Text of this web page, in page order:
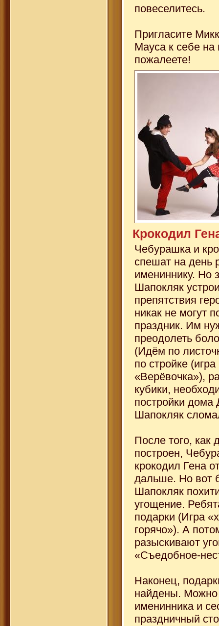
повеселитесь.
Пригласите
Мауса к себе на
пожалеете!
Крокодил
Чебурашка и
спешат на день
имениннику. Но
Шапокляк
препятствия
никак не могут
праздник. Им
преодолеть
(Идём по
по стройке (игра
«Верёвочка»),
кубики,
постройки
Шапокляк
После того, как
построен,
крокодил Гена
дальше. Но вот
Шапокляк
угощение.
подарки (Игра
горячо»). А
разыскивают
«Съедобное-
Наконец,
найдены. Можно
именинника и
праздничный